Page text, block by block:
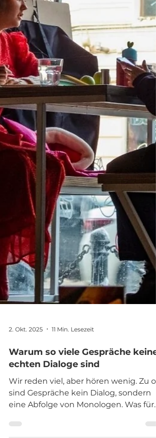
Warum so viele Gespräche keine
echten Dialoge sind